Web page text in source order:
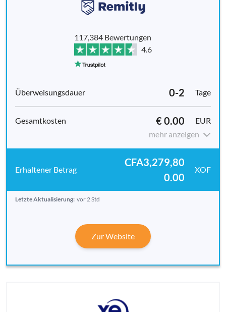
117,384 Bewertungen
4.6
0-2 Tage
€ 0.00
EUR
mehr anzeigen
CFA3,279,80
0.00
XOF
Letzte Aktualisierung: vor 2 Std
Zur Website